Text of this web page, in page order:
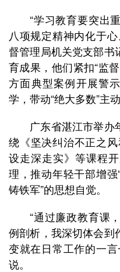
“学习教育要突出重
八项规定精神内化于
督管理局机关党支部书
育成果，他们紧扣“监
方面典型案例开展警
学，带动“绝大多数”主动
广东省湛江市举办
绕《坚决纠治不正之
设走深走实》等课程
理，推动年轻干部增
铸铁军”的思想自觉。
“通过廉政教育课，
例剖析，我深切体会到
变就在日常工作的一
说。